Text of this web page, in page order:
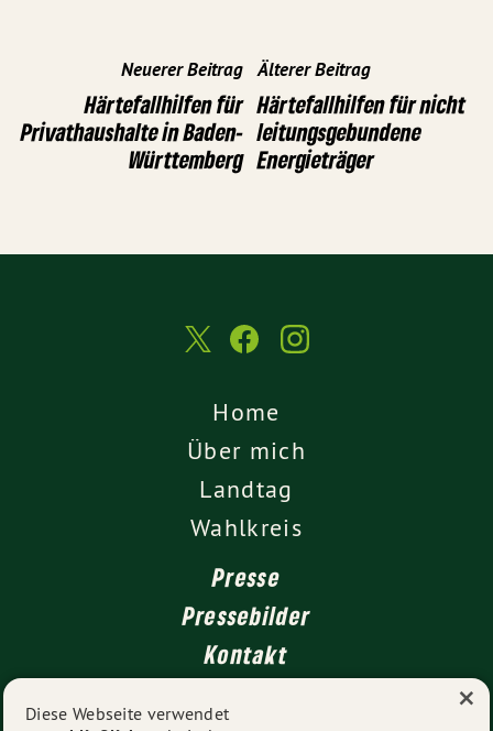
Neuerer Beitrag
Härtefallhilfen für
Privathaushalte in Baden-
Württemberg
Älterer Beitrag
Härtefallhilfen für nicht
leitungsgebundene
Energieträger
Home
Über mich
Landtag
Wahlkreis
Presse
Pressebilder
Kontakt
Diese Webseite verwendet ×